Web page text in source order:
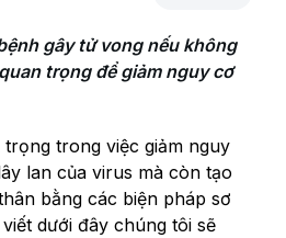
gây tử vong nếu không
trọng để giảm nguy cơ
trong việc giảm nguy
lan của virus mà còn tạo
bằng các biện pháp sơ
dưới đây chúng tôi sẽ